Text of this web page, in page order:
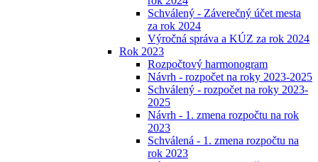
Schválený - Záverečný účet mesta
za rok 2024
Výročná správa a KÚZ za rok 2024
Rok 2023
Rozpočtový harmonogram
Návrh - rozpočet na roky 2023-2025
Schválený - rozpočet na roky 2023-
2025
Návrh - 1. zmena rozpočtu na rok
2023
Schválená - 1. zmena rozpočtu na
rok 2023